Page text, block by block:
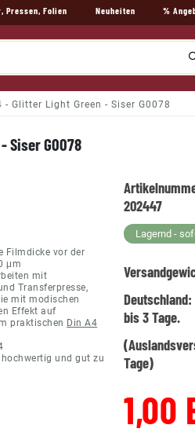
Pressen, Folien Neuheiten %
Glitter Light Green - Siser G0078
Siser G0078
Filmdicke vor der
μm
mit
Transferpresse,
mit modischen
Effekt auf
praktischen Din A4
und gut zu
202447
Lagernd -
Deutschland:
bis 3 Tage.
Tage)
1,00